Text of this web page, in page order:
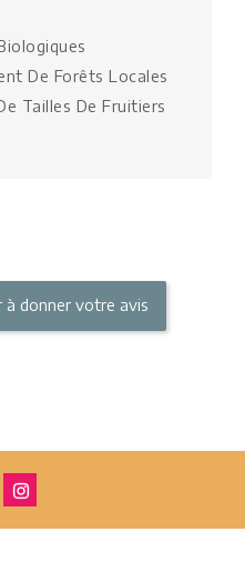
De Forêts Locales
Tailles De Fruitiers
à donner votre avis